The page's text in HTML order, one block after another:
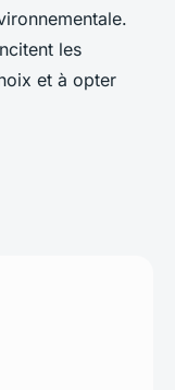
les
et à opter